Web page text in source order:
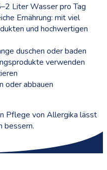
Liter Wasser pro Tag
Ernährung: mit viel
und hochwertigen
duschen oder baden
verwenden
oder abbauen
Pflege von Allergika lässt
bessern.